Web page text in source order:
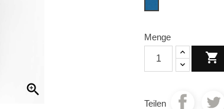

Menge

Teilen